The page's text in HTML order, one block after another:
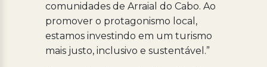
comunidades de Arraial do Cabo. Ao
promover o protagonismo local,
estamos investindo em um turismo
mais justo, inclusivo e sustentável.”